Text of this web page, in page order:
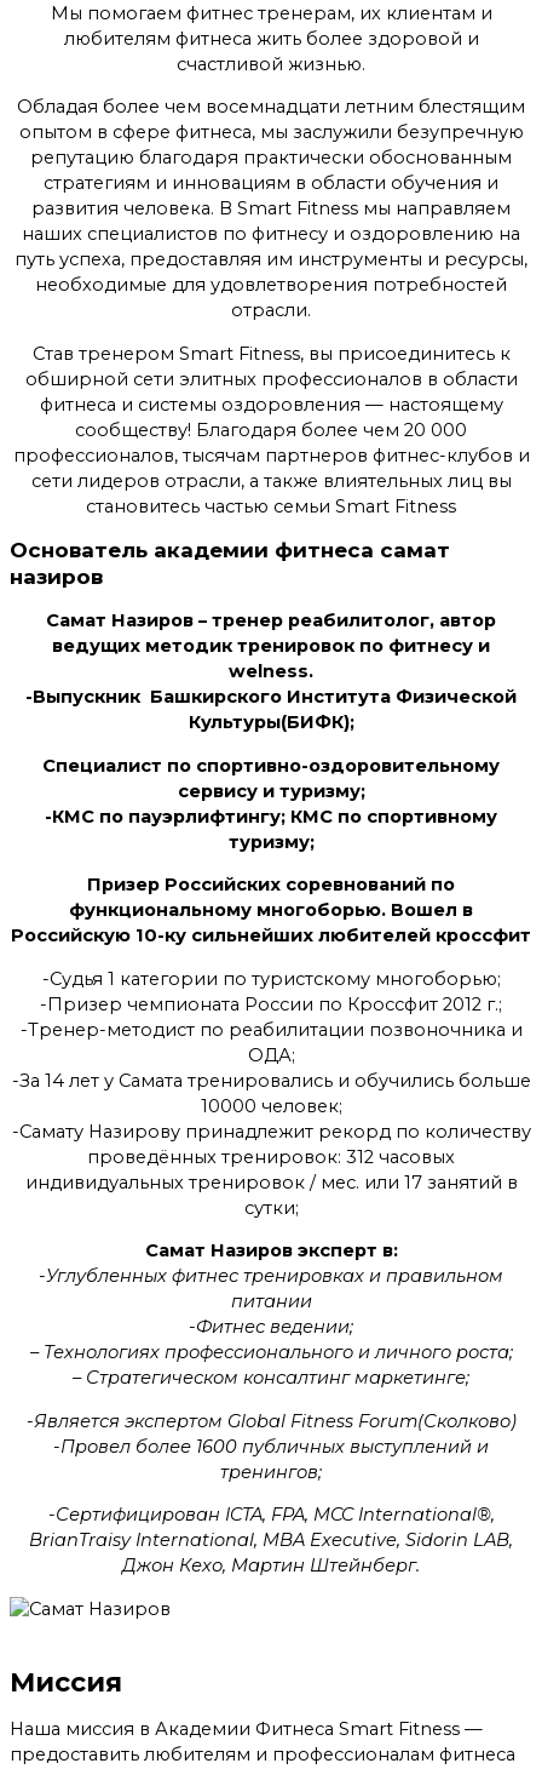
Мы помогаем фитнес тренерам, их клиентам и
любителям фитнеса жить более здоровой и
счастливой жизнью.
Обладая более чем восемнадцати летним блестящим
опытом в сфере фитнеса, мы заслужили безупречную
репутацию благодаря практически обоснованным
стратегиям и инновациям в области обучения и
развития человека. В Smart Fitness мы направляем
наших специалистов по фитнесу и оздоровлению на
путь успеха, предоставляя им инструменты и ресурсы,
необходимые для удовлетворения потребностей
отрасли.
Став тренером Smart Fitness, вы присоединитесь к
обширной сети элитных профессионалов в области
фитнеса и системы оздоровления — настоящему
сообществу! Благодаря более чем 20 000
профессионалов, тысячам партнеров фитнес-клубов и
сети лидеров отрасли, а также влиятельных лиц вы
становитесь частью семьи Smart Fitness
Основатель академии фитнеса самат
назиров
Самат Назиров – тренер реабилитолог, автор
ведущих методик тренировок по фитнесу и
welness.
-Выпускник Башкирского Института Физической
Культуры(БИФК);
Специалист по спортивно-оздоровительному
сервису и туризму;
-КМС по пауэрлифтингу; КМС по спортивному
туризму;
Призер Российских соревнований по
функциональному многоборью. Вошел в
Российскую 10-ку сильнейших любителей кроссфит
-Судья 1 категории по туристскому многоборью;
-Призер чемпионата России по Кроссфит 2012 г.;
-Тренер-методист по реабилитации позвоночника и
ОДА;
-За 14 лет у Самата тренировались и обучились больше
10000 человек;
-Самату Назирову принадлежит рекорд по количеству
проведённых тренировок: 312 часовых
индивидуальных тренировок / мес. или 17 занятий в
сутки;
Самат Назиров эксперт в:
-Углубленных фитнес тренировках и правильном
питании
-Фитнес ведении;
– Технологиях профессионального и личного роста;
– Стратегическом консалтинг маркетинге;
-Является экспертом Global Fitness Forum(Сколково)
-Провел более 1600 публичных выступлений и
тренингов;
-Сертифицирован ICTA, FPA, MCC International®,
BrianTraisy International, MBA Executive, Sidorin LAB,
Джон Кехо, Мартин Штейнберг.
Миссия
Наша миссия в Академии Фитнеса Smart Fitness —
предоставить любителям и профессионалам фитнеса